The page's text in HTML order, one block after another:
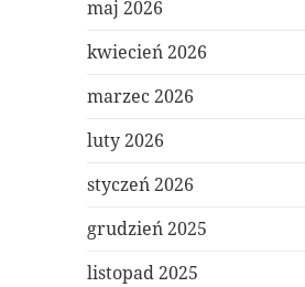
maj 2026
kwiecień 2026
marzec 2026
luty 2026
styczeń 2026
grudzień 2025
listopad 2025